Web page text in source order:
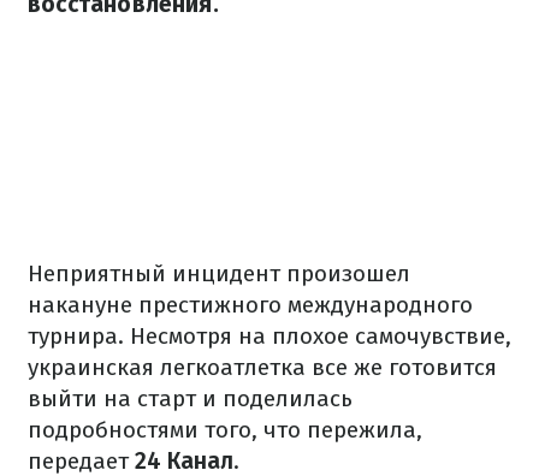
Неприятный инцидент произошел
накануне престижного международного
турнира. Несмотря на плохое самочувствие,
украинская легкоатлетка все же готовится
выйти на старт и поделилась
подробностями того, что пережила,
передает24 Канал.